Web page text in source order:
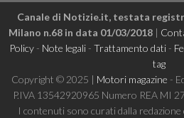
Canale di Notizie.it, testata
Milano n.68 in data 01/03/2018|
Policy- Note legali- Trattamento dati-
tag
Copyright © 2025 | Motori magazine -
P.IVA 13542920965 Numero REA MI
I contenuti sono curati dalla